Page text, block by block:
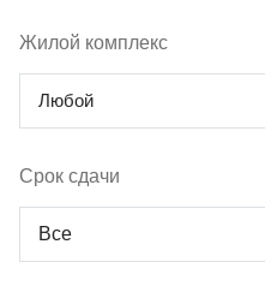
Жилой комплекс
Любой
Срок сдачи
Все